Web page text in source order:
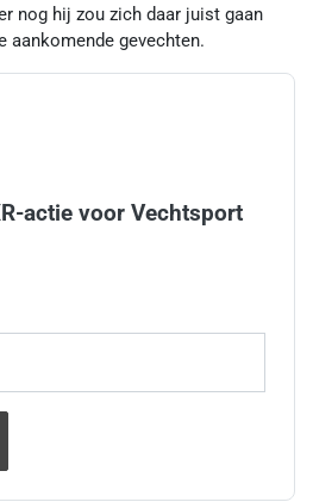
nog hij zou zich daar juist gaan
aankomende gevechten.
actie voor Vechtsport